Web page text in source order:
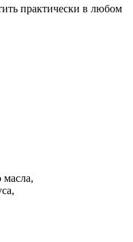
практически в любом
масла,